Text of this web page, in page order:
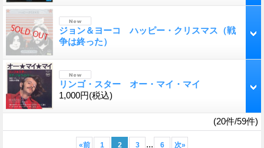
ジョン＆ヨーコ ハッピー・クリスマス（戦
争は終った）
リンゴ・スター オー・マイ・マイ
1,000円(税込)
(20件/59件)
«前 1 2 3 ... 6 次»